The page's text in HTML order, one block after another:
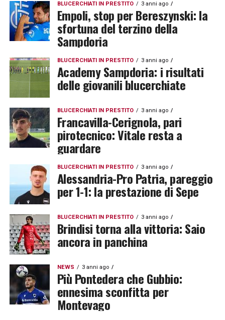
BLUCERCHIATI IN PRESTITO 3 anni ago
Empoli, stop per Bereszynski: la
sfortuna del terzino della
Sampdoria
BLUCERCHIATI IN PRESTITO 3 anni ago
Academy Sampdoria: i risultati
delle giovanili blucerchiate
BLUCERCHIATI IN PRESTITO 3 anni ago
Francavilla-Cerignola, pari
pirotecnico: Vitale resta a
guardare
BLUCERCHIATI IN PRESTITO 3 anni ago
Alessandria-Pro Patria, pareggio
per 1-1: la prestazione di Sepe
BLUCERCHIATI IN PRESTITO 3 anni ago
Brindisi torna alla vittoria: Saio
ancora in panchina
NEWS 3 anni ago
Più Pontedera che Gubbio:
ennesima sconfitta per
Montevago